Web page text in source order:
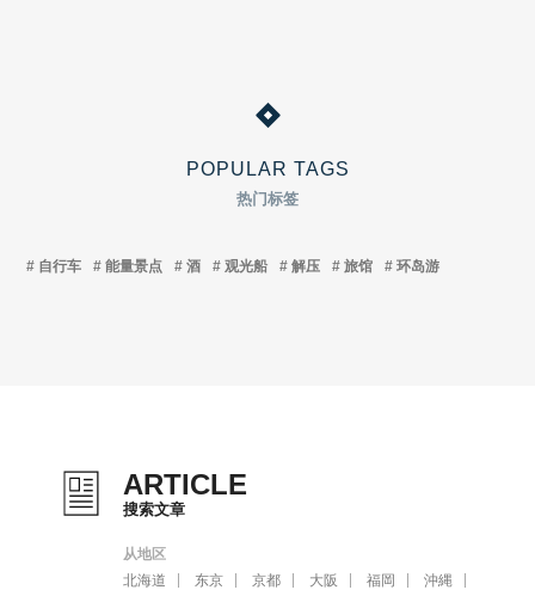
POPULAR TAGS
热门标签
自行车 能量景点 酒 观光船 解压 旅馆 环岛游
ARTICLE
搜索文章
从地区
北海道
东京 京都 大阪 福岡 沖縄